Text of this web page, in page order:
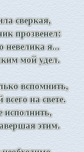
сверкая,
прозвенел:
невелика я...
мой удел.
вспомнить,
на свете.
исполнить,
этим.